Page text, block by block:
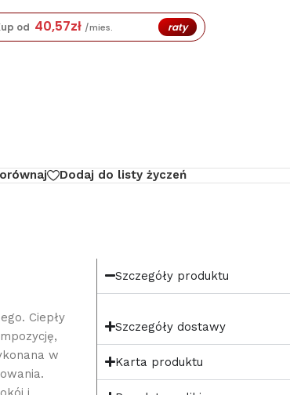
od 40,57zł /mies. raty
Dodaj do listy życzeń
Ciepły
w
Szczegóły produktu
Szczegóły dostawy
Karta produktu